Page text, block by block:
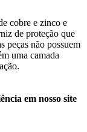
cobre e zinco e
de proteção que
peças não possuem
uma camada
em nosso site